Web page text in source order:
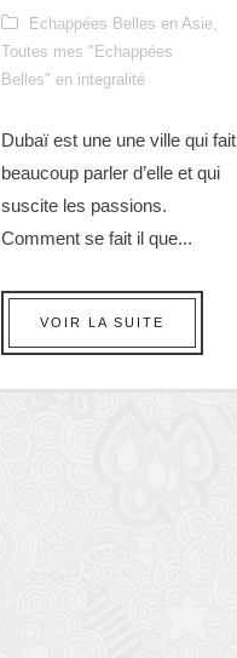
Echappées Belles en Asie
Toutes mes "Echappées
Belles" en integralité
Dubaï est une une ville qui fait
beaucoup parler d’elle et qui
suscite les passions.
Comment se fait il que...
VOIR LA SUITE